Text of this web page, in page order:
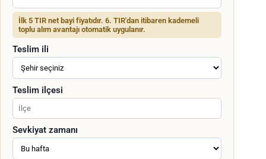
İlk 5 TIR net bayi fiyatıdır. 6. TIR'dan itibaren kademeli
toplu alım avantajı otomatik uygulanır.
Teslim ili
Teslim ilçesi
Sevkiyat zamanı